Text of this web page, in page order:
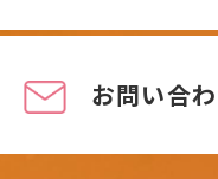
お問い合